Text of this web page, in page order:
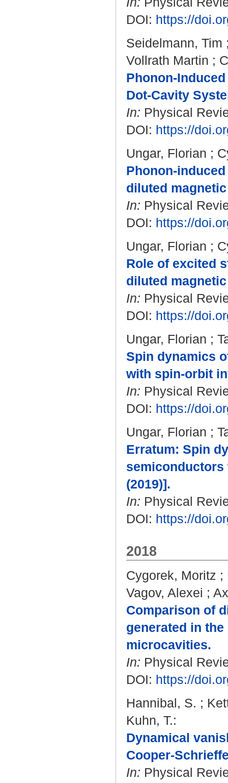
DOI: https://
Seidelmann, Tim
Vollrath Martin ;
Phonon-
Dot-Cavity
In: Physical
DOI: https://
Ungar, Florian ;
Phonon-
diluted
In: Physical
DOI: https://
Ungar, Florian ;
Role of excited
diluted
In: Physical
DOI: https://
Ungar, Florian ;
Spin dynamics
with spin-orbit
In: Physical
DOI: https://
Ungar, Florian ;
Erratum: Spin
semiconductors
(2019)].
In: Physical
DOI: https://
2018
Cygorek, Moritz ;
Vagov, Alexei ;
Comparison of
generated in
microcavities.
In: Physical
DOI: https://
Hannibal, S. ;
Kuhn, T.:
Dynamical
Cooper-
In: Physical